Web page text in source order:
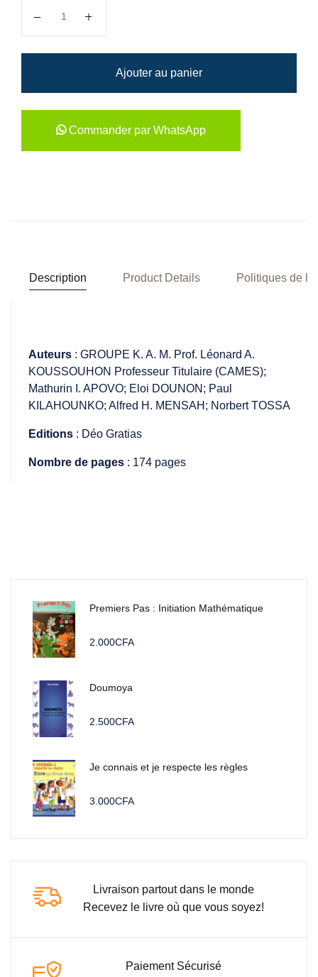
Ajouter au panier
Commander par WhatsApp
Description Product Details Politiques de la
Auteurs : GROUPE K. A. M. Prof. Léonard A.
KOUSSOUHON Professeur Titulaire (CAMES);
Mathurin I. APOVO; Eloi DOUNON; Paul
KILAHOUNKO; Alfred H. MENSAH; Norbert TOSSA
Editions : Déo Gratias
Nombre de pages : 174 pages
Premiers Pas : Initiation Mathématique
2.000CFA
Doumoya
2.500CFA
Je connais et je respecte les règles
3.000CFA
Livraison partout dans le monde
Recevez le livre où que vous soyez!
Paiement Sécurisé